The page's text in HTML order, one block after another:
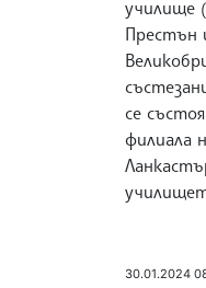
училище
Престън
се
филиала
30.01.2024